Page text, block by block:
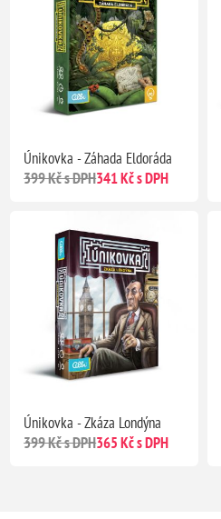
Únikovka - Záhada Eldoráda
399 Kč s DPH341 Kč s DPH
Únikovka - Zkáza Londýna
399 Kč s DPH365 Kč s DPH